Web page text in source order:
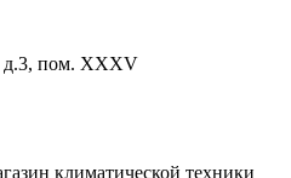
д.3, пом. XXXV
климатической техники